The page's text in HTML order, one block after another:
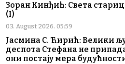
Зоран Кинђић: Света
(I)
03. August 2026. 05:59
Јасмина С. Ћирић: Велики
деспота Стефана не
они постају мера